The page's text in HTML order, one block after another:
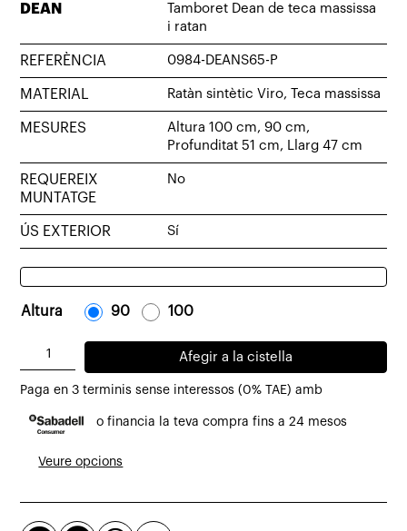
DEAN
Tamboret Dean de teca massissa
i ratan
REFERÈNCIA 0984-DEANS65-P
MATERIAL Ratàn sintètic Viro, Teca massissa
MESURES
Altura 100 cm, 90 cm,
Profunditat 51 cm, Llarg 47 cm
REQUEREIX
MUNTATGE
No
ÚS EXTERIOR Sí
Altura - 90- - 100-
quantitat
Tamboret
Dean
massissa
Afegir a la cistella
Paga en 3 terminis sense interessos (0% TAE) amb
o financia la teva compra fins a 24 mesos
Veure opcions